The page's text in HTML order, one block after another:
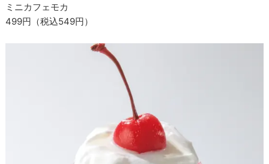
ミニカフェモカ
499円（税込549円）